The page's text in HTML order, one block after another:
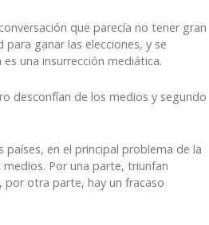
que parecía no tener gran
ganar las elecciones, y se
una insurrección mediática.
desconfían de los medios y segundo
en el principal problema de la
Por una parte, triunfan
otra parte, hay un fracaso